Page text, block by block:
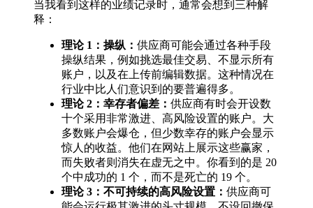
当我看到这样的业绩记录时，通常会想到三种解
释：
理论 1：操纵： 供应商可能会通过各种手段
操纵结果，例如挑选最佳交易、不显示所有
账户，以及在上传前编辑数据。这种情况在
行业中比人们意识到的要普遍得多。
理论 2：幸存者偏差： 供应商有时会开设数
十个采用非常激进、高风险设置的账户。大
多数账户会爆仓，但少数幸存的账户会显示
惊人的收益。他们在网站上展示这些赢家，
而失败者则消失在虚无之中。你看到的是 20
个中成功的 1 个，而不是死亡的 19 个。
理论 3：不可持续的高风险设置： 供应商可